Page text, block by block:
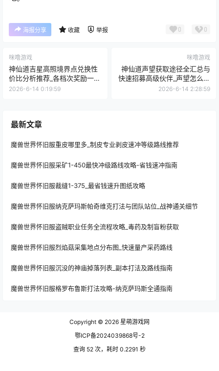
海报分享 收藏 举报 0 0
咪噜游戏
神仙道吉星高照境界点兑换性
价比分析推荐_各档次奖励一览
表
2026-6-14 0:19:59
咪噜游戏
神仙道声望获取途径全汇总与
快速招募高级伙伴_声望怎么刷
很快
2026-6-14 2:28:59
最新文章
魔兽世界怀旧服重皮哪里多_制皮专业剥皮速冲等级路线推荐
魔兽世界怀旧服采矿1-450最快冲级路线攻略-省钱速冲指南
魔兽世界怀旧服裁缝1-375_最省钱速升图纸攻略
魔兽世界怀旧服纳克萨玛斯帕奇维克打法与团队站位_战神通关细节
魔兽世界怀旧服盗贼职业任务全流程攻略_毒药及制盲粉获取
魔兽世界怀旧服烈焰菇采集地点分布图_快速量产采药路线
魔兽世界怀旧服沉没的神庙掉落列表_副本打法及路线指南
魔兽世界怀旧服格罗布鲁斯打法攻略-纳克萨玛斯全通指南
Copyright © 2026 星萌游戏网
鄂ICP备2024039868号-2
查询 52 次，耗时 0.2291 秒